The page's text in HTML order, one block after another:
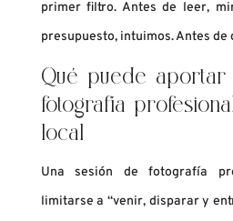
primer filtro. Antes de leer,
presupuesto, intuimos. Antes de
Qué puede aportar
fotografía
local
Una sesión de fotografía
limitarse a “venir, disparar y